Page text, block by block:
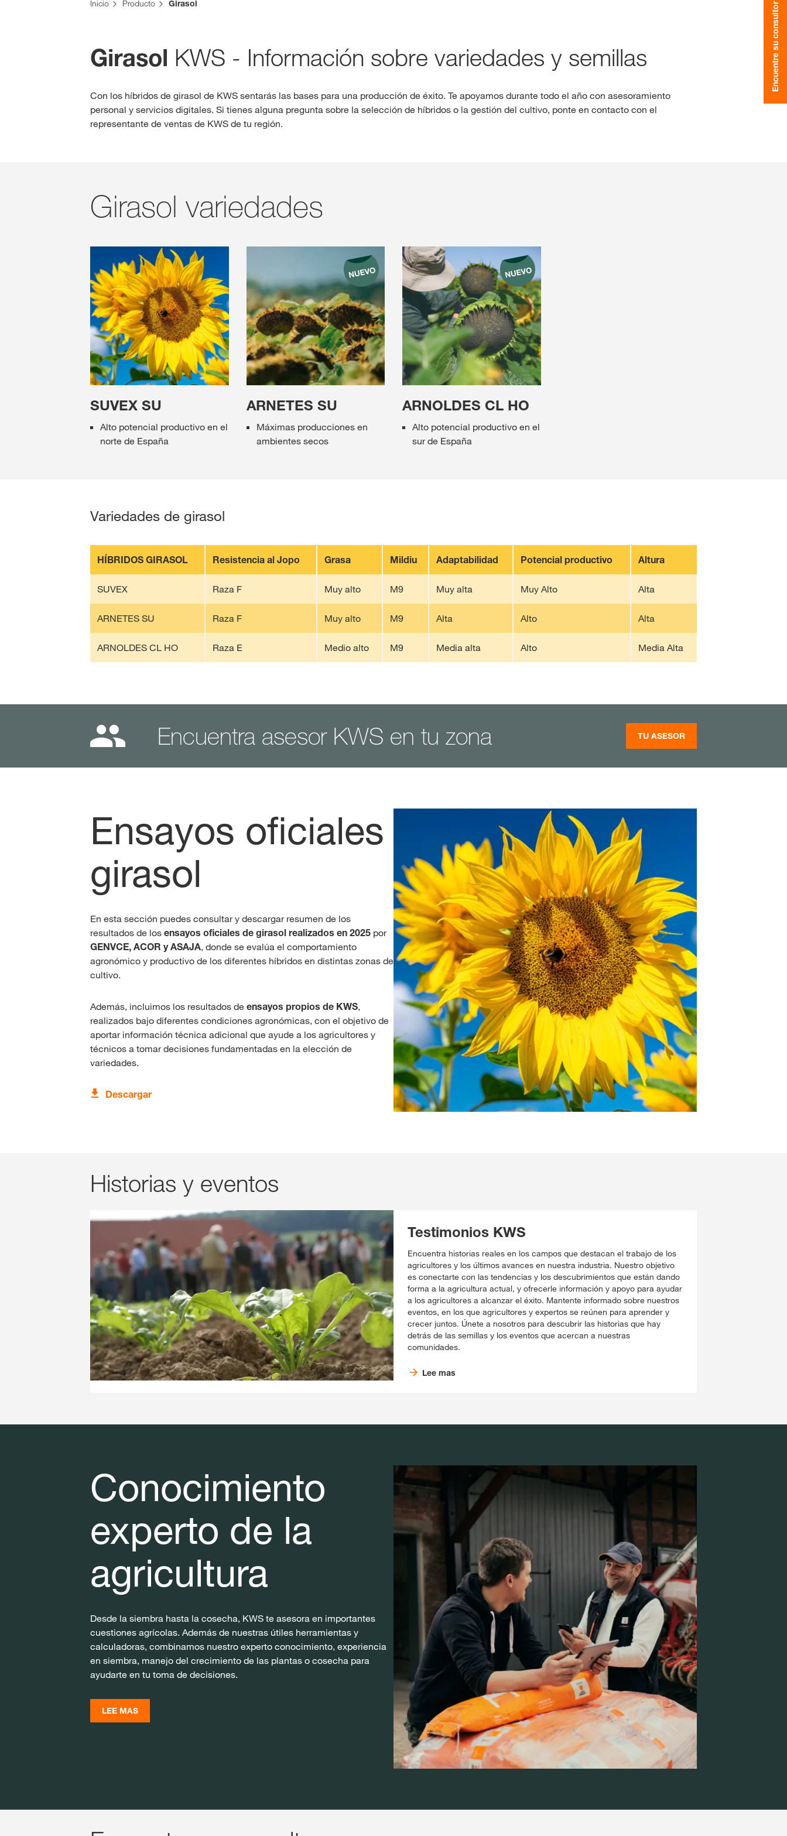
Consultores de girasol
Consultores de sorgo
INICIO DE SESIÓN
REGÍSTRESE
Inicio Producto Girasol
Girasol KWS - Información sobre variedades y semillas
Con los híbridos de girasol de KWS sentarás las bases para una producción de éxito. Te apoyamos durante todo el año con asesoramiento
personal y servicios digitales. Si tienes alguna pregunta sobre la selección de híbridos o la gestión del cultivo, ponte en contacto con el
representante de ventas de KWS de tu región.
Girasol variedades
SUVEX SU
Alto potencial productivo en el
norte de España
ARNETES SU
Máximas producciones en
ambientes secos
ARNOLDES CL HO
Alto potencial productivo en el
sur de España
Variedades de girasol
HÍBRIDOS GIRASOL Resistencia al Jopo Grasa Mildiu Adaptabilidad Potencial productivo Altura
SUVEX Raza F Muy alto M9 Muy alta Muy Alto Alta
ARNETES SU Raza F Muy alto M9 Alta Alto Alta
ARNOLDES CL HO Raza E Medio alto M9 Media alta Alto Media Alta
Encuentra asesor KWS en tu zona TU ASESOR
Ensayos oficiales
girasol
En esta sección puedes consultar y descargar resumen de los
resultados de los ensayos oficiales de girasol realizados en 2025 por
GENVCE, ACOR y ASAJA, donde se evalúa el comportamiento
agronómico y productivo de los diferentes híbridos en distintas zonas de
cultivo.
Además, incluimos los resultados de ensayos propios de KWS,
realizados bajo diferentes condiciones agronómicas, con el objetivo de
aportar información técnica adicional que ayude a los agricultores y
técnicos a tomar decisiones fundamentadas en la elección de
variedades.
Descargar
Historias y eventos
Testimonios KWS
Encuentra historias reales en los campos que destacan el trabajo de los
agricultores y los últimos avances en nuestra industria. Nuestro objetivo
es conectarte con las tendencias y los descubrimientos que están dando
forma a la agricultura actual, y ofrecerle información y apoyo para ayudar
a los agricultores a alcanzar el éxito. Mantente informado sobre nuestros
eventos, en los que agricultores y expertos se reúnen para aprender y
crecer juntos. Únete a nosotros para descubrir las historias que hay
detrás de las semillas y los eventos que acercan a nuestras
comunidades.
Lee mas
Conocimiento
experto de la
agricultura
Desde la siembra hasta la cosecha, KWS te asesora en importantes
cuestiones agrícolas. Además de nuestras útiles herramientas y
calculadoras, combinamos nuestro experto conocimiento, experiencia
en siembra, manejo del crecimiento de las plantas o cosecha para
ayudarte en tu toma de decisiones.
LEE MAS
Encuentre su consultor